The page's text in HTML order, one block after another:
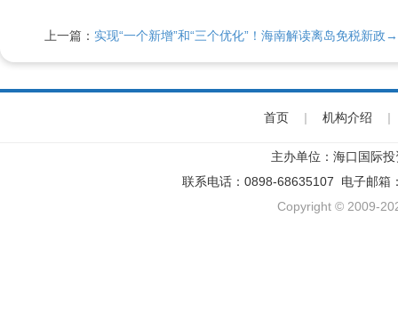
上一篇： 实现“一个新增”和“三个优化”！海南解读离岛免税新政→
首页 | 机构介绍 |
主办单位：海口国际
联系电话：0898-68635107 电子邮箱
Copyright © 2009-